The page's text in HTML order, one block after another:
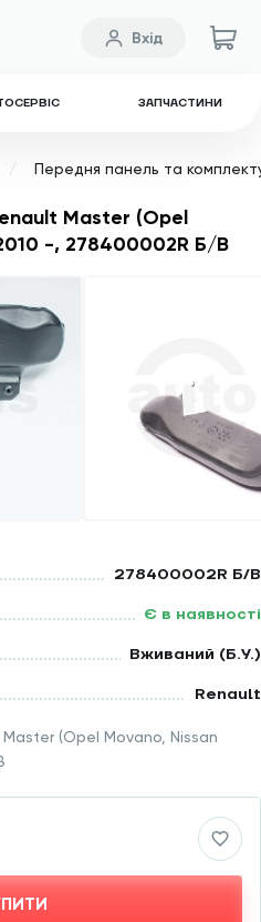
ЗАПЧАСТИНИ
Вхід
Передня панель та
Master (Opel
-, 278400002R Б/В
(Opel Movano, Nissan
278400002R Б/В
Є в наявності
Вживаний (Б.У.)
Renault